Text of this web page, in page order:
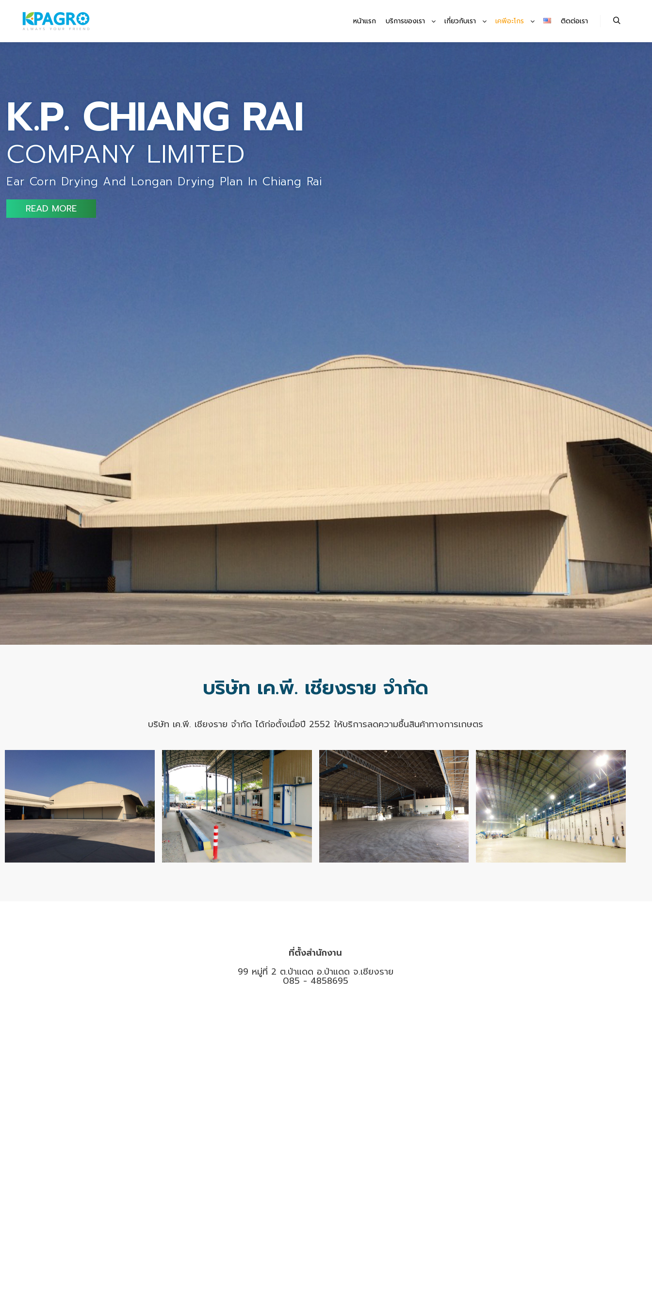
หน้าแรก บริการของเรา เกี่ยวกับเรา เคพีอะโกร ติดต่อเรา
K.P. CHIANG RAI
COMPANY LIMITED
Ear Corn Drying And Longan Drying Plan In Chiang Rai
READ MORE
บริษัท เค.พี. เชียงราย จำกัด
บริษัท เค.พี. เชียงราย จำกัด ได้ก่อตั้งเมื่อปี 2552 ให้บริการลดความชื้นสินค้าทางการเกษตร
ที่ตั้งสำนักงาน
99 หมู่ที่ 2 ต.ป่าแดด อ.ป่าแดด จ.เชียงราย
085 - 4858695